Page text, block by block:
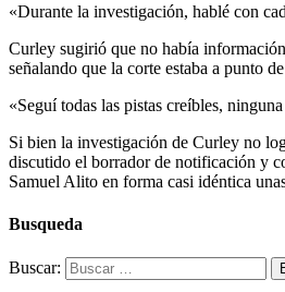
«Durante la investigación, hablé con
Curley sugirió que no había
señalando que la corte estaba a punto
«Seguí todas las pistas creíbles,
Si bien la investigación de Curley no
discutido el borrador de notificación y
Samuel Alito en forma casi idéntica
Busqueda
Buscar: